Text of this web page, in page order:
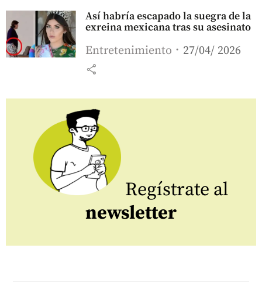
Así habría escapado la suegra de la
exreina mexicana tras su asesinato
Entretenimiento 27/04/ 2026
share
Regístrate al
newsletter